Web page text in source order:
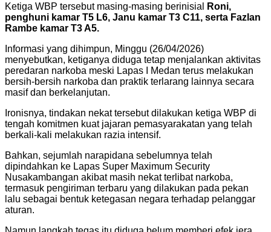
Ketiga WBP tersebut masing-masing berinisial
Roni,
penghuni kamar T5 L6, Janu kamar T3 C11, serta Fazlan
Rambe kamar T3 A5.
Informasi yang dihimpun, Minggu (26/04/2026)
menyebutkan, ketiganya diduga tetap menjalankan aktivitas
peredaran narkoba meski Lapas I Medan terus melakukan
bersih-bersih narkoba dan praktik terlarang lainnya secara
masif dan berkelanjutan.
Ironisnya, tindakan nekat tersebut dilakukan ketiga WBP di
tengah komitmen kuat jajaran pemasyarakatan yang telah
berkali-kali melakukan razia intensif.
Bahkan, sejumlah narapidana sebelumnya telah
dipindahkan ke Lapas Super Maximum Security
Nusakambangan akibat masih nekat terlibat narkoba,
termasuk pengiriman terbaru yang dilakukan pada pekan
lalu sebagai bentuk ketegasan negara terhadap pelanggar
aturan.